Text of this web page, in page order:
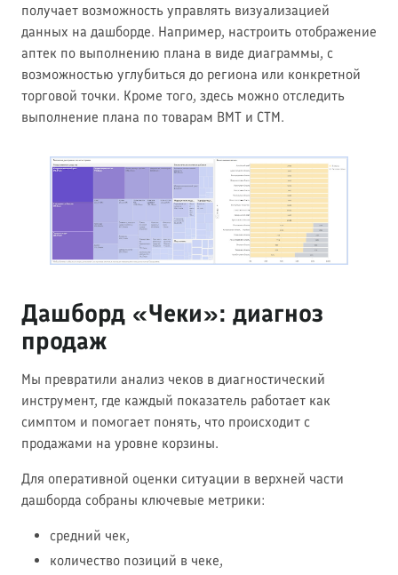
получает возможность управлять визуализацией
данных на дашборде. Например, настроить отображение
аптек по выполнению плана в виде диаграммы, с
возможностью углубиться до региона или конкретной
торговой точки. Кроме того, здесь можно отследить
выполнение плана по товарам ВМТ и СТМ.
Дашборд «Чеки»: диагноз
продаж
Мы превратили анализ чеков в диагностический
инструмент, где каждый показатель работает как
симптом и помогает понять, что происходит с
продажами на уровне корзины.
Для оперативной оценки ситуации в верхней части
дашборда собраны ключевые метрики:
средний чек,
количество позиций в чеке,